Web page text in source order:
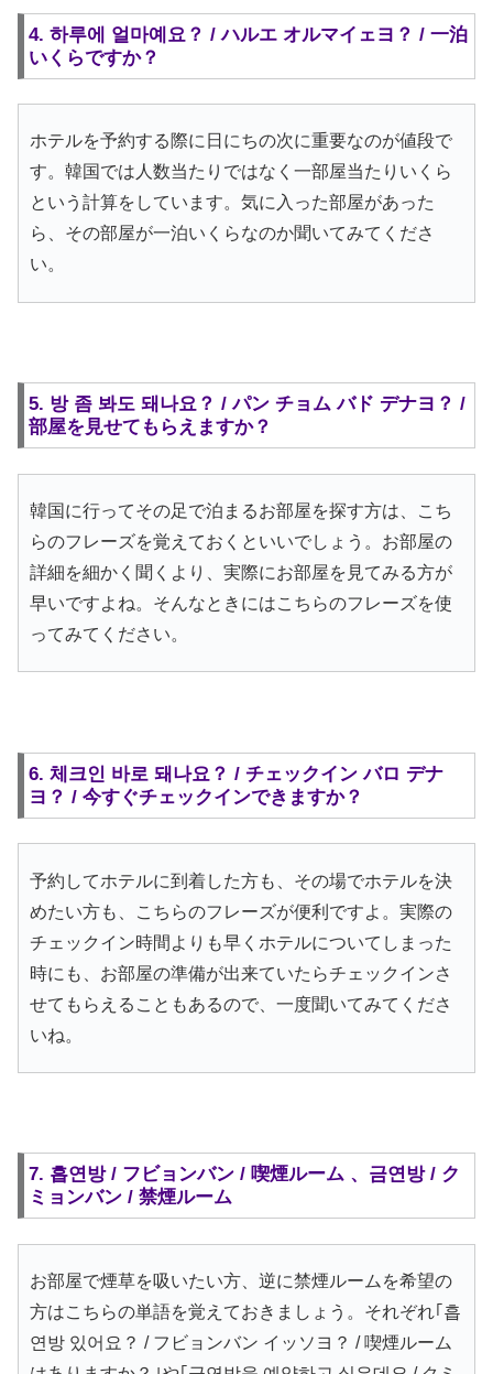
4. 하루에 얼마예요？ / ハルエ オルマイェヨ？ / 一泊
いくらですか？
ホテルを予約する際に日にちの次に重要なのが値段で
す。韓国では人数当たりではなく一部屋当たりいくら
という計算をしています。気に入った部屋があった
ら、その部屋が一泊いくらなのか聞いてみてくださ
い。
5. 방 좀 봐도 돼나요？ / パン チョム バド デナヨ？ /
部屋を見せてもらえますか？
韓国に行ってその足で泊まるお部屋を探す方は、こち
らのフレーズを覚えておくといいでしょう。お部屋の
詳細を細かく聞くより、実際にお部屋を見てみる方が
早いですよね。そんなときにはこちらのフレーズを使
ってみてください。
6. 체크인 바로 돼나요？ / チェックイン バロ デナ
ヨ？ / 今すぐチェックインできますか？
予約してホテルに到着した方も、その場でホテルを決
めたい方も、こちらのフレーズが便利ですよ。実際の
チェックイン時間よりも早くホテルについてしまった
時にも、お部屋の準備が出来ていたらチェックインさ
せてもらえることもあるので、一度聞いてみてくださ
いね。
7. 흡연방 / フビョンバン / 喫煙ルーム 、금연방 / ク
ミョンバン / 禁煙ルーム
お部屋で煙草を吸いたい方、逆に禁煙ルームを希望の
方はこちらの単語を覚えておきましょう。それぞれ｢흡
연방 있어요？ / フビョンバン イッソヨ？ / 喫煙ルーム